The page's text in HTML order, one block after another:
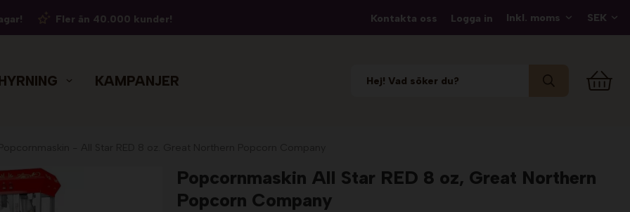
Fler än 40.000 kunder! Kontakta oss Logga in
KAMPANJER
Popcornmaskin All Star RED 8 oz, Great Northern
Popcorn Company